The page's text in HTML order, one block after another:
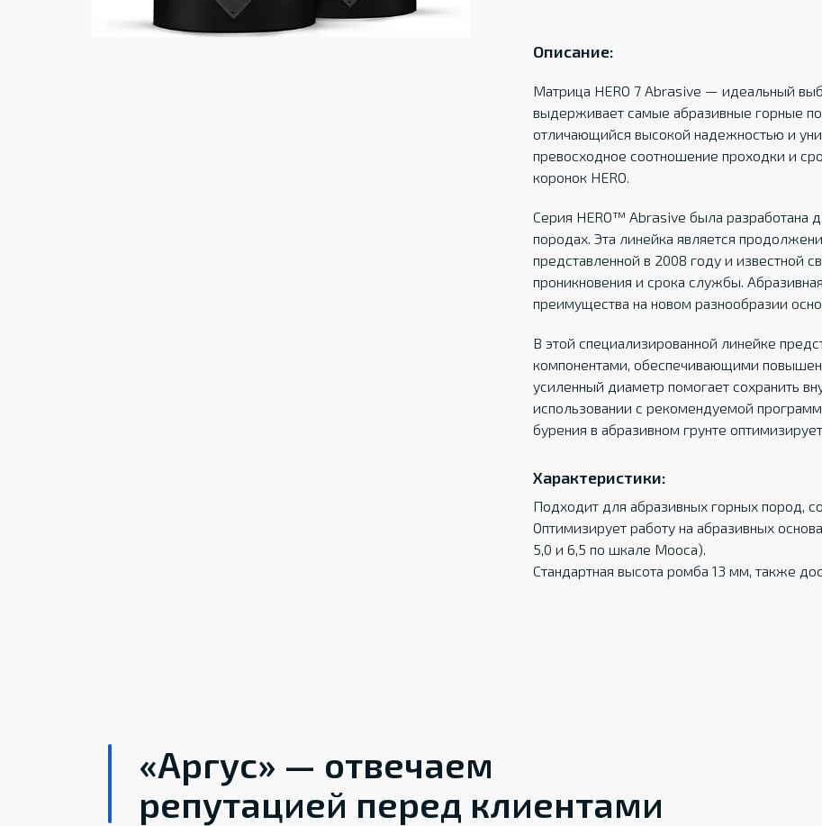
Описание:
Матрица HERO 7 Abrasive — идеальный
выдерживает самые абразивные горные
отличающийся высокой надежностью и
превосходное соотношение проходки и
коронок HERO.
Серия HERO™ Abrasive была разработана
породах. Эта линейка является
представленной в 2008 году и известной
проникновения и срока службы.
преимущества на новом разнообразии
В этой специализированной линейке
компонентами, обеспечивающими
усиленный диаметр помогает сохранить
использовании с рекомендуемой
бурения в абразивном грунте
Характеристики:
Подходит для абразивных горных пород,
Оптимизирует работу на абразивных
5,0 и 6,5 по шкале Мооса).
Стандартная высота ромба 13 мм, также
«Аргус» — отвечаем
репутацией перед клиентами